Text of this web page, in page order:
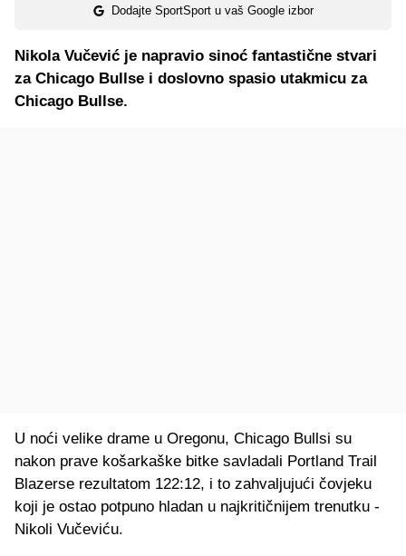
Dodajte SportSport u vaš Google izbor
Nikola Vučević je napravio sinoć fantastične stvari
za Chicago Bullse i doslovno spasio utakmicu za
Chicago Bullse.
U noći velike drame u Oregonu, Chicago Bullsi su
nakon prave košarkaške bitke savladali Portland Trail
Blazerse rezultatom 122:12, i to zahvaljujući čovjeku
koji je ostao potpuno hladan u najkritičnijem trenutku -
Nikoli Vučeviću.